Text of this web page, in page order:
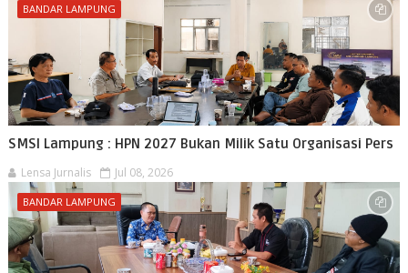
BANDAR LAMPUNG
SMSI Lampung : HPN 2027 Bukan Milik Satu Organisasi Pers
Lensa Jurnalis Jul 08, 2026
BANDAR LAMPUNG